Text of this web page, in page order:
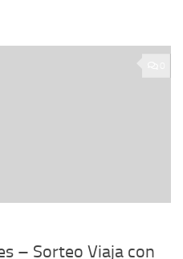
– Sorteo Viaja con